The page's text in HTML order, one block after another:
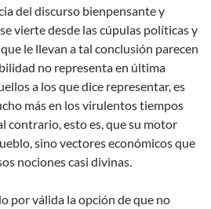
del discurso bienpensante y
vierte desde las cúpulas políticas y
le llevan a tal conclusión parecen
no representa en última
a los que dice representar, es
más en los virulentos tiempos
contrario, esto es, que su motor
sino vectores económicos que
nociones casi divinas.
por válida la opción de que no